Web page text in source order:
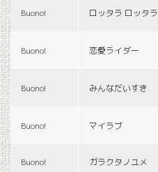
Buono! ロッタラ ロッタラ
Buono! 恋愛ライダー
Buono! みんなだいすき
Buono! マイラブ
Buono! ガラクタノユメ